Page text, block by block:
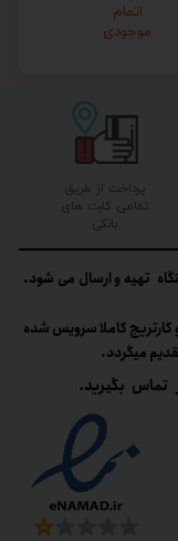
اتمام
موجودی
پرداخت از طریق
تمامی کارت های
بانکی
تماس بگیرید.
تهیه و ارسال می شود.
کاملا سرویس شده
میگردد.​​​​​​​